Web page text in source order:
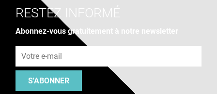
RESTEZ INFORMÉ
Abonnez-vous gratuitement à notre newsletter
S'ABONNER